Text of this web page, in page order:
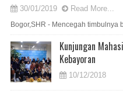
30/01/2019 Read More...
Bogor,SHR - Mencegah timbulnya
Kunjungan
Kebayoran
10/12/2018